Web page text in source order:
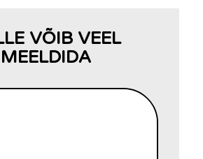
VÕIB VEEL
MEELDIDA